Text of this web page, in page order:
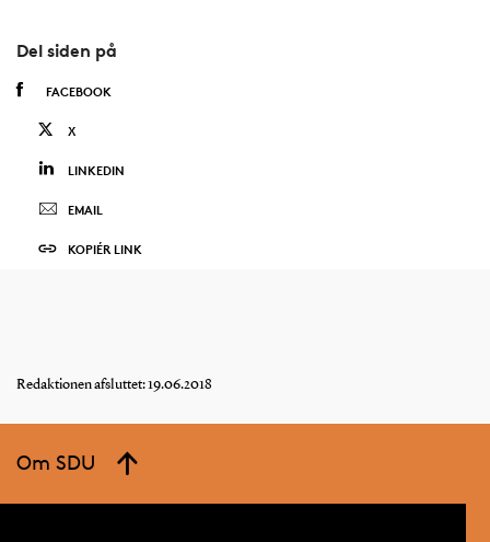
Del siden på
FACEBOOK
X
LINKEDIN
EMAIL
KOPIÉR LINK
Redaktionen afsluttet: 19.06.2018
Om SDU